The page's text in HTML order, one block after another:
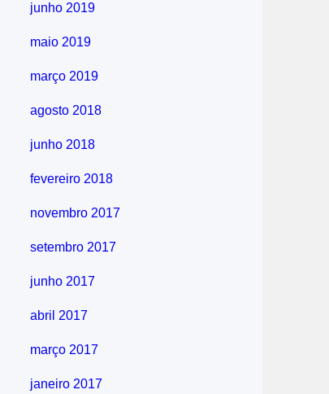
junho 2019
maio 2019
março 2019
agosto 2018
junho 2018
fevereiro 2018
novembro 2017
setembro 2017
junho 2017
abril 2017
março 2017
janeiro 2017